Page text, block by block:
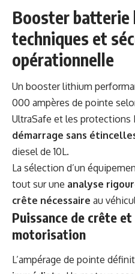
Booster
techniques et
opérationnelle
Un booster lithium
000 ampères de pointe
UltraSafe et les protections
démarrage sans
diesel de 10L.
La sélection d’un
tout sur une analyse
crête nécessaire au
Puissance de crête
motorisation
L’ampérage de pointe